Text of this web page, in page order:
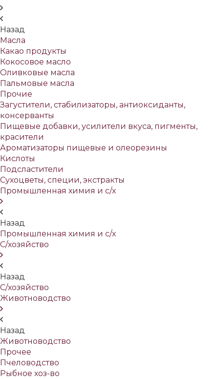
Назад
Масла
Какао продукты
Кокосовое масло
Оливковые масла
Пальмовые масла
Прочие
Загустители, стабилизаторы, антиоксиданты,
консерванты
Пищевые добавки, усилители вкуса, пигменты,
красители
Ароматизаторы пищевые и олеорезины
Кислоты
Подсластители
Сухоцветы, специи, экстракты
Промышленная химия и с/х
Назад
Промышленная химия и с/х
С/хозяйство
Назад
С/хозяйство
Животноводство
Назад
Животноводство
Прочее
Пчеловодство
Рыбное хоз-во